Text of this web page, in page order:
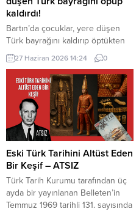
kaldırdı!
Bartın’da çocuklar, yere düşen
Türk bayrağını kaldırıp öptükten
sonra gelen itfaiye ekiplerinin de
yardımıyla göndere çekti. O anlar
cep telefonu kamerası tarafından
kaydedildi. Yerden kaldırıp öptüler
Kemerköprü Mahallesi’nde dün
akşam saatlerinde Cumhuriyet
Parkı içerisindeki direkte bulunan
Türk bayrağı rüzgar nedeniyle
ipinin kopmasıyla yere düştü. Bu
sırada parkta oynayan çocuklar
yere...
27 Haziran 2026 14:24 0
Eski Türk Tarihini Altüst Eden
Bir Keşif – ATSIZ
Türk Tarih Kurumu tarafından üç
ayda bir yayınlanan Belleten’in
Temmuz 1969 tarihli 131. sayısında